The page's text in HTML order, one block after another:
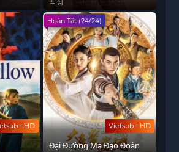
Dâu
떡정
- HD Vietsub - HD
Hoàn Tất (24/24)
Đại Đường Ma Đạo Đoàn